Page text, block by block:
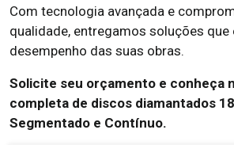
Com tecnologia avançada e
qualidade, entregamos soluções que
desempenho das suas obras.
Solicite seu orçamento e conheça
completa de discos diamantados
Segmentado e Contínuo.